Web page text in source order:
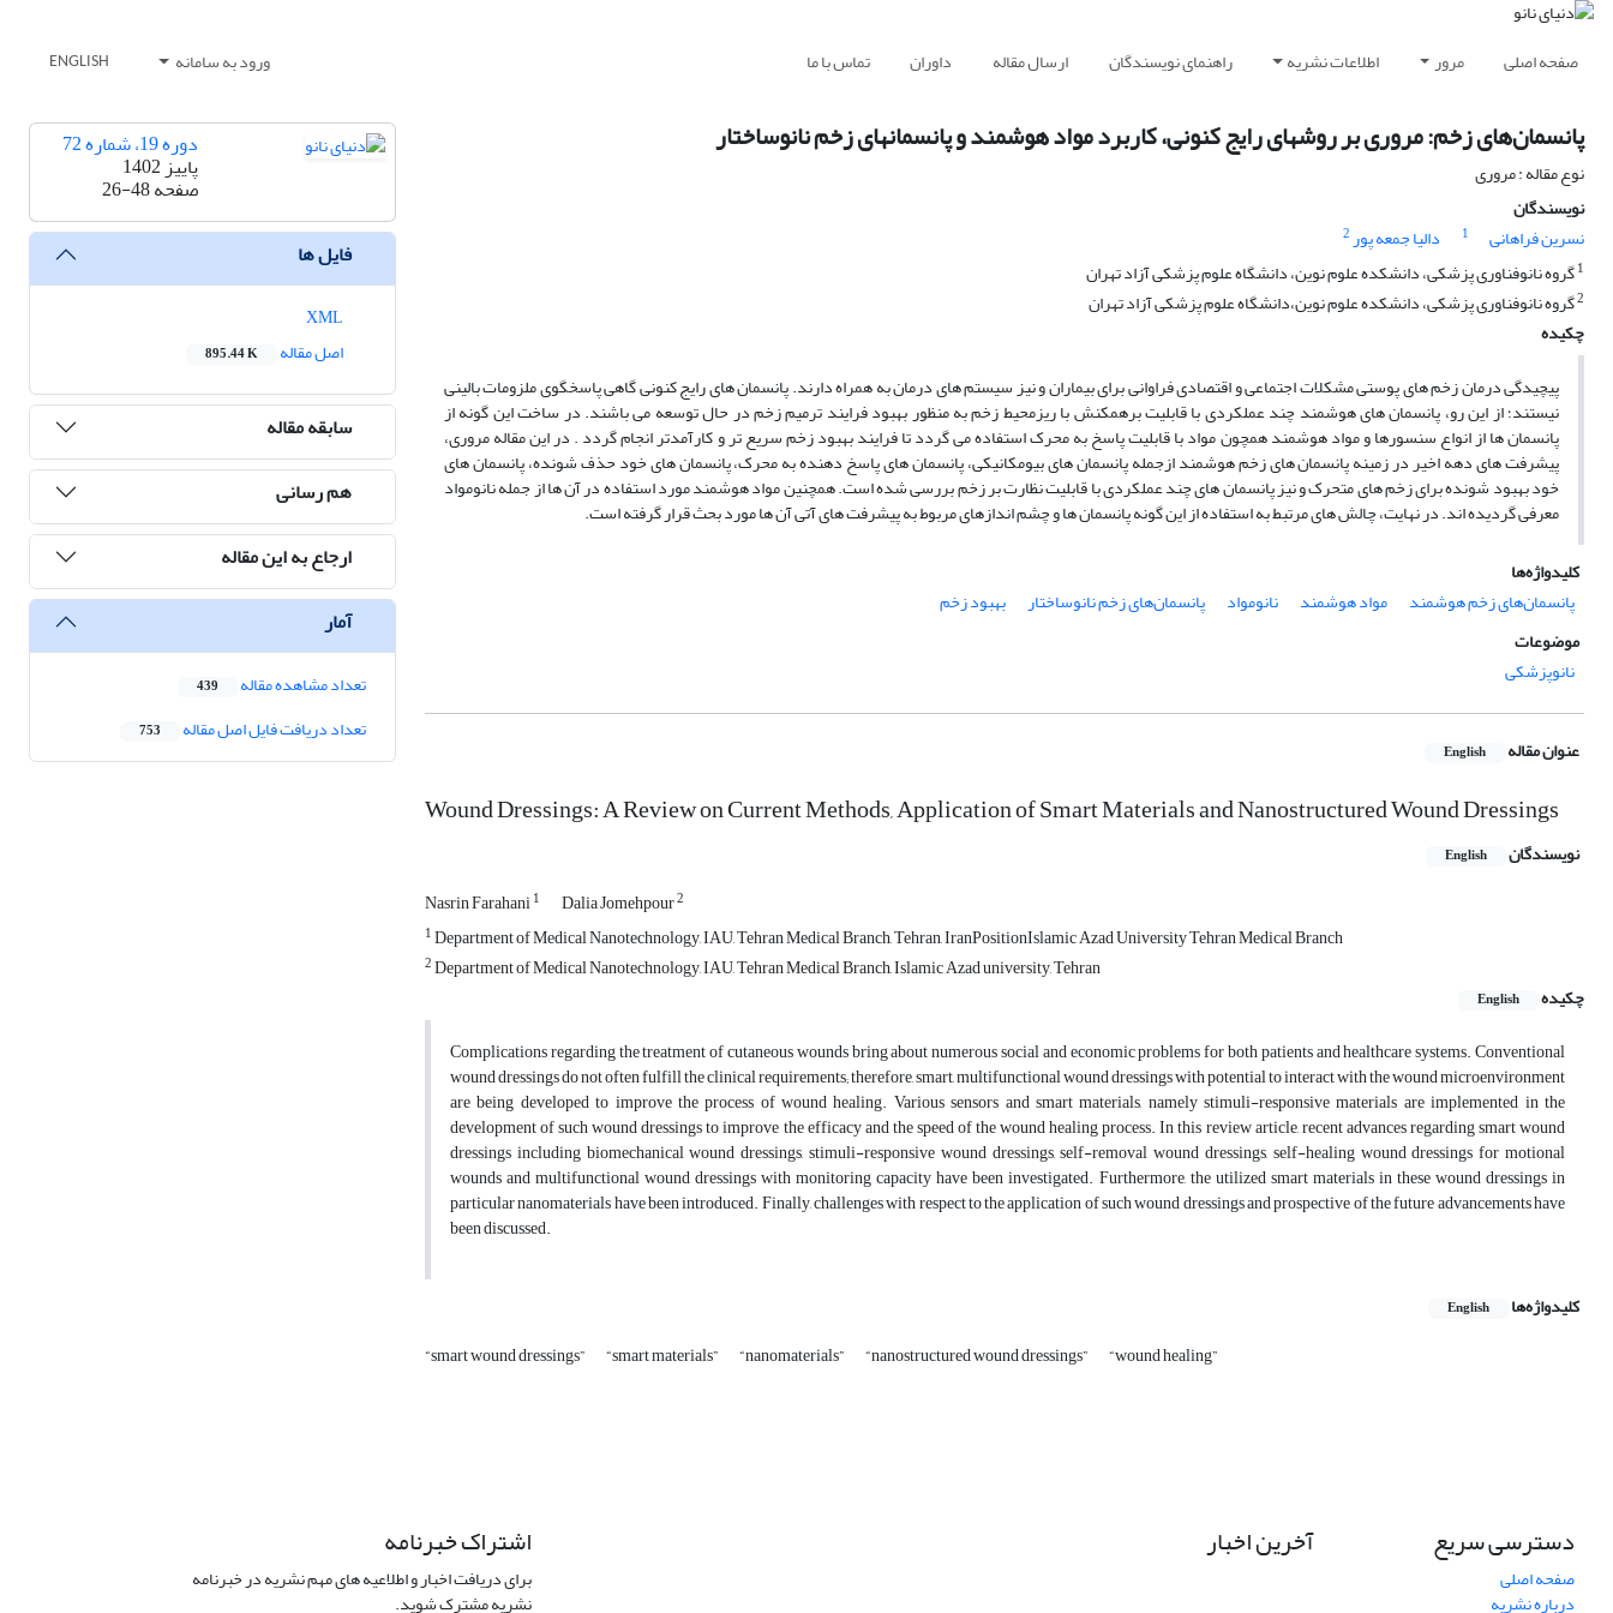
صفحه اصلی مرور اطلاعات نشریه راهنمای نویسندگان ارسال مقاله داوران تماس با ما ورود به سامانه ENGLISH
پانسمان‌های زخم: مروری بر روشهای رایج کنونی، کاربرد مواد هوشمند و پانسمانهای زخم نانوساختار
نوع مقاله : مروری
نویسندگان
نسرین فراهانی
1 دالیا جمعه پور2
1گروه نانوفناوری پزشکی، دانشکده علوم نوین، دانشگاه علوم پزشکی آزاد تهران
2گروه نانوفناوری پزشکی، دانشکده علوم نوین،دانشگاه علوم پزشکی آزاد تهران
چکیده
پیچیدگی درمان زخم های پوستی مشکلات اجتماعی و اقتصادی فراوانی برای بیماران و نیز سیستم های درمان به همراه دارند. پانسمان های رایج کنونی گاهی پاسخگوی ملزومات بالینی
نیستند؛ از این رو، پانسمان های هوشمند چند عملکردی با قابلیت برهمکنش با ریزمحیط زخم به منظور بهبود فرایند ترمیم زخم در حال توسعه می باشند. در ساخت این گونه از
پانسمان ها از انواع سنسورها و مواد هوشمند همچون مواد با قابلیت پاسخ به محرک استفاده می گردد تا فرایند بهبود زخم سریع تر و کارآمدتر انجام گردد . در این مقاله مروری،
پیشرفت های دهه اخیر در زمینه پانسمان های زخم هوشمند ازجمله پانسمان های بیومکانیکی، پانسمان های پاسخ دهنده به محرک، پانسمان های خود حذف شونده، پانسمان های
خود بهبود شونده برای زخم های متحرک و نیز پانسمان های چند عملکردی با قابلیت نظارت بر زخم بررسی شده است. همچنین مواد هوشمند مورد استفاده در آن ها از جمله نانومواد
معرفی گردیده اند. در نهایت، چالش های مرتبط به استفاده از این گونه پانسمان ها و چشم اندازهای مربوط به پیشرفت های آتی آن ها مورد بحث قرار گرفته است.
کلیدواژه‌ها
پانسمان‌های زخم هوشمند
مواد هوشمند نانومواد پانسمان‌های زخم نانوساختار
بهبود زخم
موضوعات
نانوپزشکی
عنوان مقاله English
Wound Dressings: A Review on Current Methods, Application of Smart Materials and Nanostructured Wound Dressings
نویسندگان English
Nasrin Farahani1 Dalia Jomehpour2
1Department of Medical Nanotechnology, IAU, Tehran Medical Branch, Tehran, IranPositionIslamic Azad University Tehran Medical Branch
2Department of Medical Nanotechnology, IAU, Tehran Medical Branch, Islamic Azad university, Tehran
چکیده
English
Complications regarding the treatment of cutaneous wounds bring about numerous social and economic problems for both patients and healthcare systems. Conventional
wound dressings do not often fulfill the clinical requirements; therefore, smart, multifunctional wound dressings with potential to interact with the wound microenvironment
are being developed to improve the process of wound healing. Various sensors and smart materials, namely stimuli-responsive materials are implemented in the
development of such wound dressings to improve the efficacy and the speed of the wound healing process. In this review article, recent advances regarding smart wound
dressings including biomechanical wound dressings, stimuli-responsive wound dressings, self-removal wound dressings, self-healing wound dressings for motional
wounds and multifunctional wound dressings with monitoring capacity have been investigated. Furthermore, the utilized smart materials in these wound dressings in
particular nanomaterials have been introduced. Finally, challenges with respect to the application of such wound dressings and prospective of the future advancements have
been discussed.
کلیدواژه‌ها English
“smart wound dressings” “smart materials” “nanomaterials” “nanostructured wound dressings” “wound healing”
دوره 19، شماره 72
پاییز 1402
صفحه26-48
فایل ها
اصل مقاله
895.44 K
سابقه مقاله
هم رسانی
ارجاع به این مقاله
آمار
تعداد مشاهده مقاله 439
تعداد دریافت فایل اصل مقاله 753
دسترسی سریع
صفحه اصلی
درباره نشریه
آخرین اخبار اشتراک خبرنامه
برای دریافت اخبار و اطلاعیه های مهم نشریه در خبرنامه
نشریه مشترک شوید.